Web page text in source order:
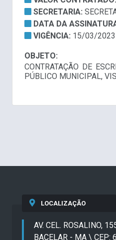
SECRETARIA:
DATA DA
VIGÊNCIA: 15/03/
OBJETO:
CONTRATAÇÃO DE
PÚBLICO MUNICIPAL,
LOCALIZAÇÃO
AV. CEL. ROSALINO,
BACELAR - MA \ CEP: